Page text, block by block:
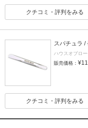
クチコミ・評判をみる
スパチュラ
ハウスオブロ
販売価格：
クチコミ・評判をみる